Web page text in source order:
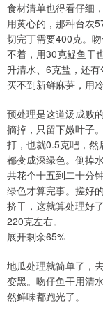
食材清单也得看仔细
用黄心的，那种台农
切完丁需要400克。
不着，用30克鳀鱼干
升清水、6克盐，还
买不到新鲜麻芛，用
预处理是这道汤成败
摘掉，只留下嫩叶子
打，也就0.5克吧，然
都变成深绿色。倒掉
共花个十五到二十分
绿色才算完事。搓好
挤干，这就算处理好
220克左右。
展开剩余65%
地瓜处理就简单了，
变黑。吻仔鱼干用清
然鲜味都跑光了。